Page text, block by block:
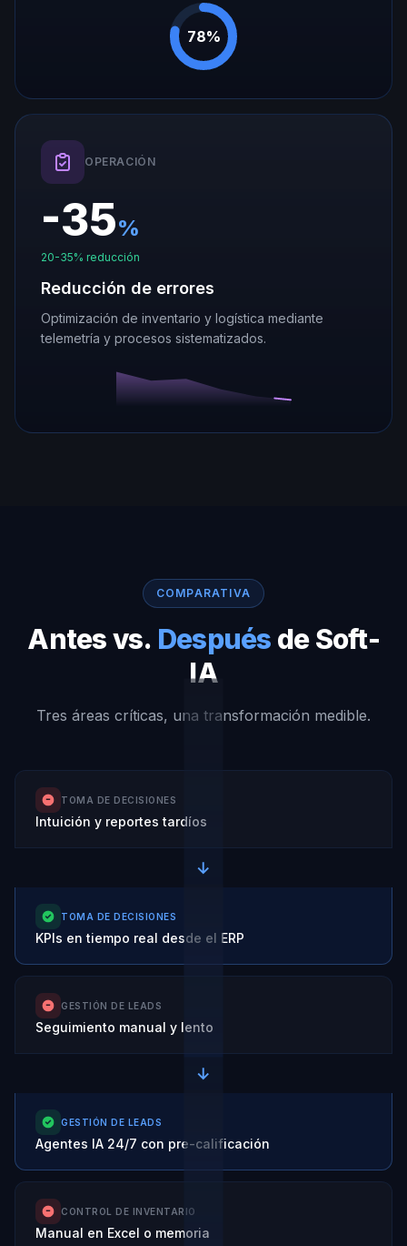
78%
OPERACIÓN
-35%
20-35% reducción
Reducción de errores
Optimización de inventario y logística mediante
telemetría y procesos sistematizados.
COMPARATIVA
Antes vs. Después de Soft-
IA
Tres áreas críticas, una transformación medible.
TOMA DE DECISIONES
Intuición y reportes tardíos
→
TOMA DE DECISIONES
KPIs en tiempo real desde el ERP
GESTIÓN DE LEADS
Seguimiento manual y lento
→
GESTIÓN DE LEADS
Agentes IA 24/7 con pre-calificación
CONTROL DE INVENTARIO
Manual en Excel o memoria